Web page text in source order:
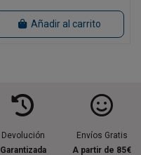
Añadir al carrito
Devolución
Garantizada
Envíos Gratis
A partir de 85€